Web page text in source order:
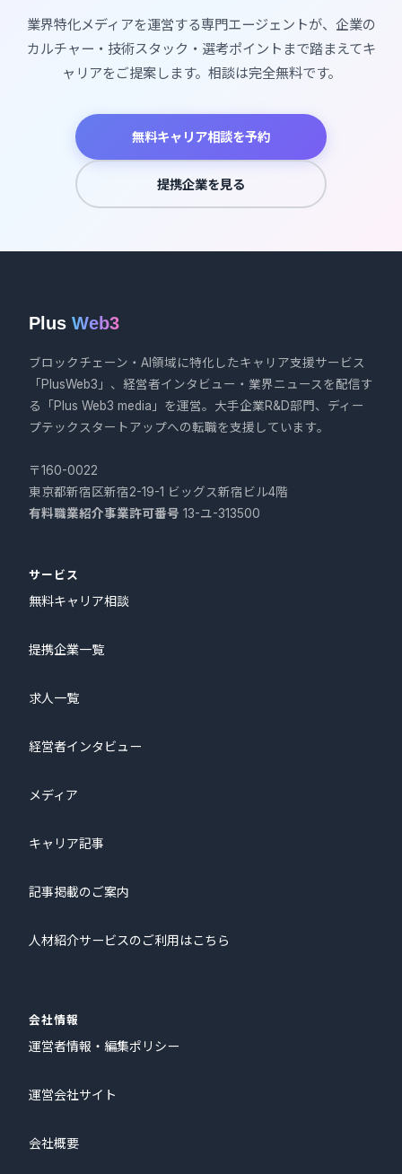
業界特化メディアを運営する専門エージェントが、企業の
カルチャー・技術スタック・選考ポイントまで踏まえてキ
ャリアをご提案します。相談は完全無料です。
無料キャリア相談を予約
提携企業を見る
Plus Web3
ブロックチェーン・AI領域に特化したキャリア支援サービス
「PlusWeb3」、経営者インタビュー・業界ニュースを配信す
る「Plus Web3 media」を運営。大手企業R&D部門、ディー
プテックスタートアップへの転職を支援しています。
〒160-0022
東京都新宿区新宿2-19-1 ビッグス新宿ビル4階
有料職業紹介事業許可番号 13-ユ-313500
サービス
無料キャリア相談
提携企業一覧
求人一覧
経営者インタビュー
メディア
キャリア記事
記事掲載のご案内
人材紹介サービスのご利用はこちら
会社情報
運営者情報・編集ポリシー
運営会社サイト
会社概要